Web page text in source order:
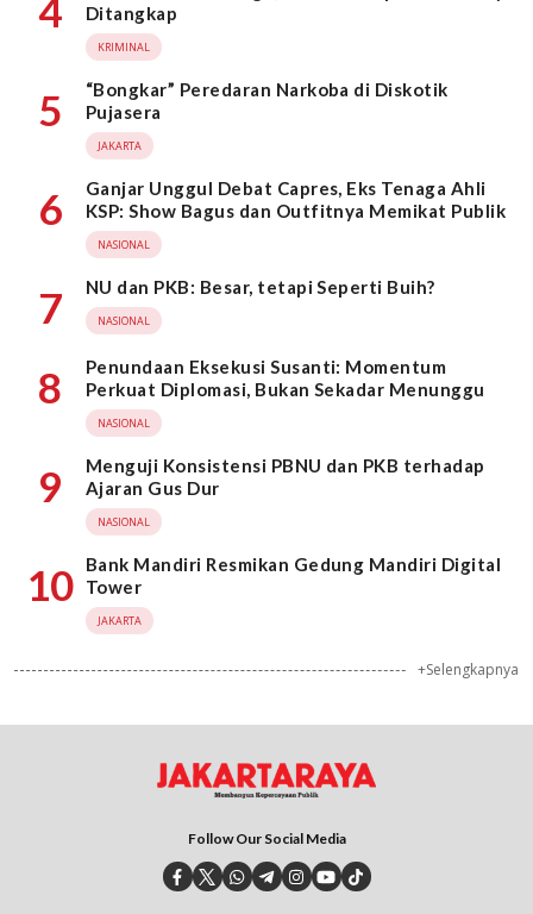
4
Ditangkap
KRIMINAL
5
“Bongkar” Peredaran Narkoba di Diskotik
Pujasera
JAKARTA
6
Ganjar Unggul Debat Capres, Eks Tenaga Ahli
KSP: Show Bagus dan Outfitnya Memikat Publik
NASIONAL
7 NU dan PKB: Besar, tetapi Seperti Buih?
NASIONAL
8
Penundaan Eksekusi Susanti: Momentum
Perkuat Diplomasi, Bukan Sekadar Menunggu
NASIONAL
9
Menguji Konsistensi PBNU dan PKB terhadap
Ajaran Gus Dur
NASIONAL
10
Bank Mandiri Resmikan Gedung Mandiri Digital
Tower
JAKARTA
+Selengkapnya
Follow Our Social Media